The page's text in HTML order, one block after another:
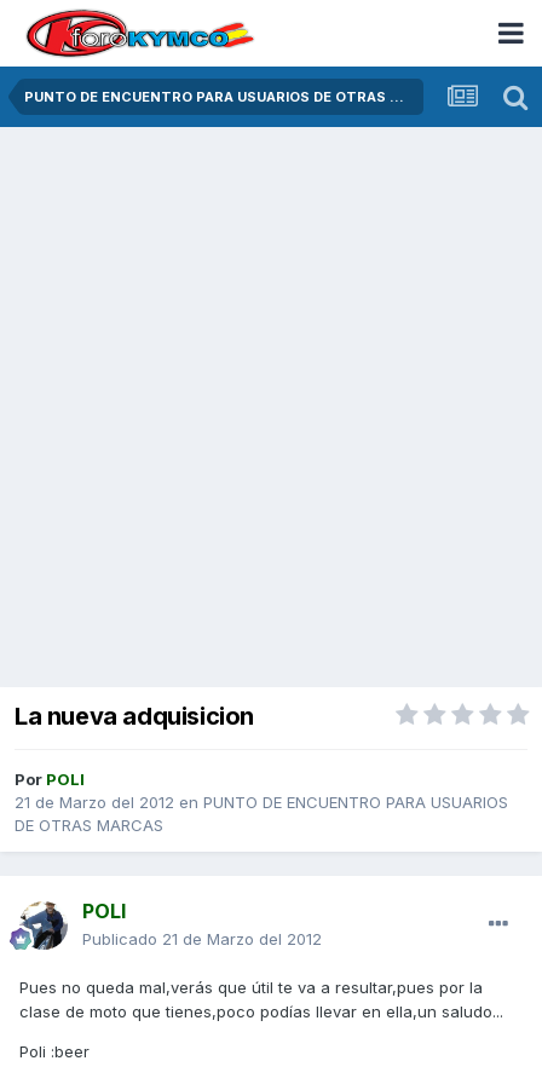
PUNTO DE ENCUENTRO PARA USUARIOS DE OTRAS MARCAS
La nueva adquisicion
Por POLI
21 de Marzo del 2012 en PUNTO DE ENCUENTRO PARA USUARIOS
DE OTRAS MARCAS
POLI
Publicado 21 de Marzo del 2012
Pues no queda mal,verás que útil te va a resultar,pues por la
clase de moto que tienes,poco podías llevar en ella,un saludo...
Poli :beer